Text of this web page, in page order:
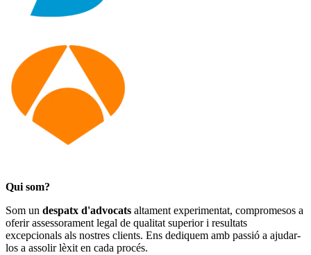
Qui som?
Som un despatx d'advocats altament experimentat, compromesos a
oferir assessorament legal de qualitat superior i resultats
excepcionals als nostres clients. Ens dediquem amb passió a ajudar-
los a assolir lèxit en cada procés.